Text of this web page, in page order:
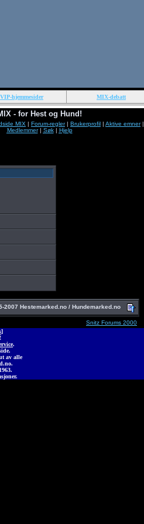
VIP-hjemmesider MIX-debatt
- for Hest og Hund!
MIX | Forum-regler| Brukerprofil | Aktive emner|
Medlemmer| Søk| Hjelp
2007 Hestemarked.no / Hundemarked.no
Snitz Forums 2000
]
.
av alle